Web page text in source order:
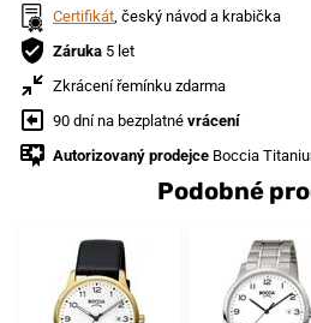
Certifikát, český návod a krabička
Záruka 5 let
Zkrácení řemínku zdarma
90 dní na bezplatné vrácení
Autorizovaný prodejce Boccia
Podobné